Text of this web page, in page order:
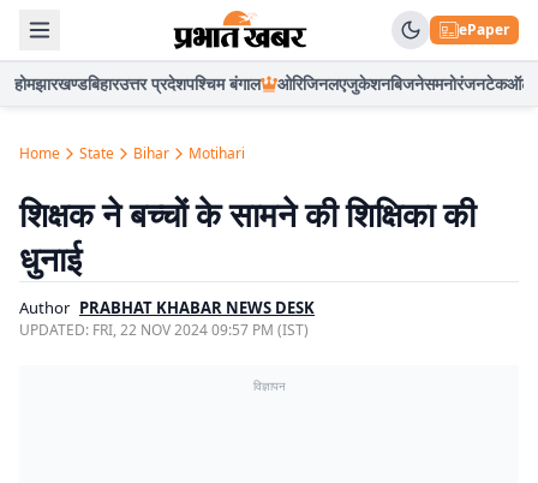
ePaper
होमझारखण्डबिहारउत्तर प्रदेशपश्चिम बंगाल ओरिजिनलएजुकेशनबिजनेसमनोरंजनटेकऑटो
Home State Bihar Motihari
शिक्षक ने बच्चों के सामने की शिक्षिका की
धुनाई
Author PRABHAT KHABAR NEWS DESK
UPDATED: FRI, 22 NOV 2024 09:57 PM (IST)
विज्ञापन